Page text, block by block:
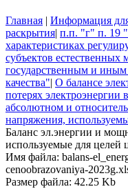
Главная | Информация
раскрытия| п.п. "г" п. 19
характеристиках
субъектов естественных
государственным и
качества"| О балансе
потерях электроэнергии
абсолютном и
напряжения,
Баланс эл.энергии и
используемые для целей
Имя файла: balans-
cenoobrazovaniya-
Размер файла: 42.25 Kb